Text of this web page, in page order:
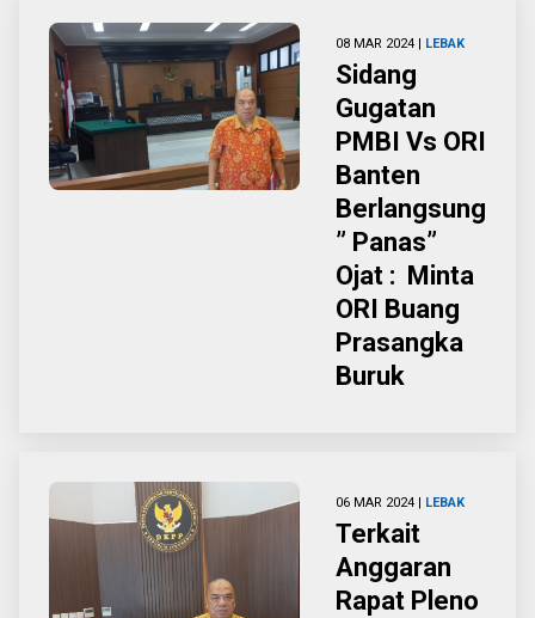
08 MAR 2024 | LEBAK
Sidang
Gugatan
PMBI Vs ORI
Banten
Berlangsung
” Panas”
Ojat : Minta
ORI Buang
Prasangka
Buruk
06 MAR 2024 | LEBAK
Terkait
Anggaran
Rapat Pleno